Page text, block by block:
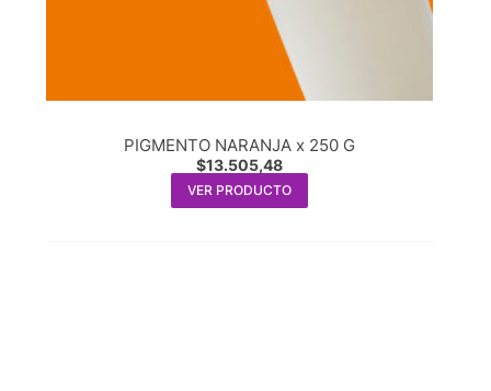
PIGMENTO NARANJA x 250 G
$13.505,48
VER PRODUCTO